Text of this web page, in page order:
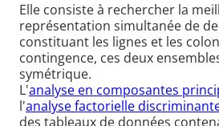
Elle consiste à rechercher la
représentation simultanée de
constituant les lignes et les
contingence, ces deux
symétrique.
L'analyse en composantes
l'analyse factorielle
des tableaux de données